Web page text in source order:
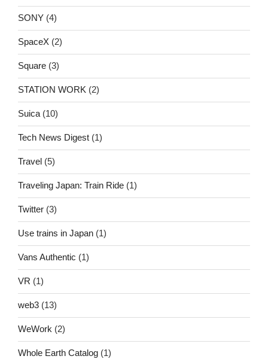
SONY (4)
SpaceX (2)
Square (3)
STATION WORK (2)
Suica (10)
Tech News Digest (1)
Travel (5)
Traveling Japan: Train Ride (1)
Twitter (3)
Use trains in Japan (1)
Vans Authentic (1)
VR (1)
web3 (13)
WeWork (2)
Whole Earth Catalog (1)